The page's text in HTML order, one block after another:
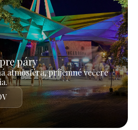
páry
atmosféra, príjemné večere